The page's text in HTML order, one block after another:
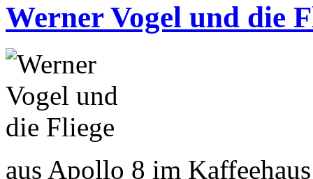
Werner Vogel und die
aus Apollo 8 im